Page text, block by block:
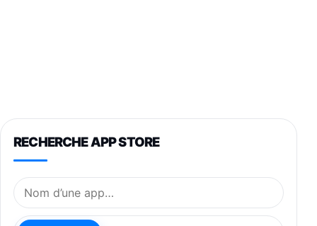
RECHERCHE APP STORE
Nom de l’application